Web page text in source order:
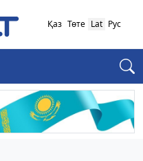
Қаз Төте Lat Рус